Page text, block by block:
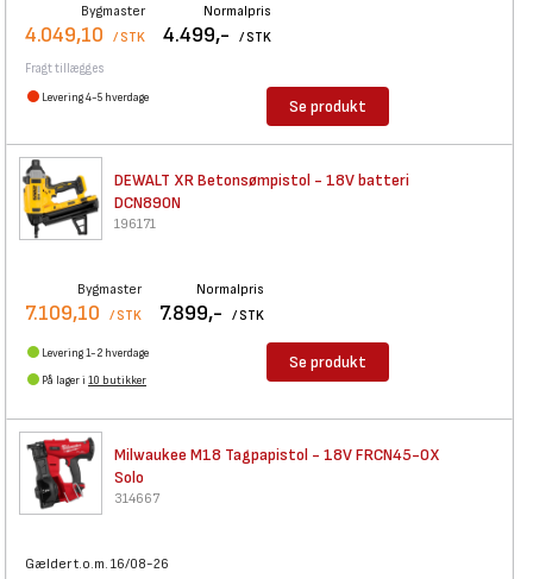
Bygmaster
4.049,10 / STK
Normalpris
4.499,- / STK
Fragt tillægges
Levering 4-5 hverdage Se produkt
DEWALT XR Betonsømpistol - 18Vbatteri
DCN890N
196171
Bygmaster
7.109,10 / STK
Normalpris
7.899,- / STK
Levering 1-2 hverdage
På lager i 10 butikker
Se produkt
Milwaukee M18 Tagpapistol - 18V FRCN45-0X
Solo
314667
Gælder t.o.m. 16/08-26